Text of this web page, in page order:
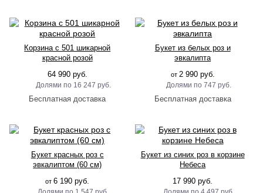
Корзина с 501 шикарной
красной розой
64 990 руб.
16 247 руб.
Букет из белых роз и
эвкалипта
от 2 990 руб.
747 руб.
Букет красных роз с
эвкалиптом (60 см)
от6 190 руб.
Букет из синих роз в корзине
Небеса
17 990 руб.